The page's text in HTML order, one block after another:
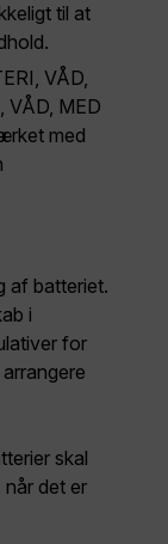
til at
VÅD,
VÅD, MED
med
af batteriet.
i
for
skal
det er